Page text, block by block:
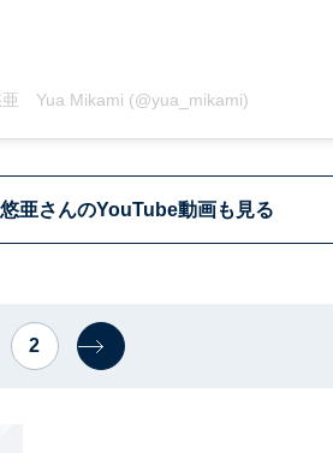
亜 Yua Mikami (@yua_mikami)
亜さんのYouTube動画も見る
2